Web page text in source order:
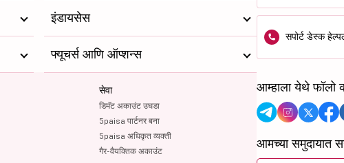
इंडायसेस
सेवा
डिमॅट अकाउंट उघडा
5paisa पार्टनर बना
5paisa अधिकृत व्यक्ती
गैर-वैयक्तिक अकाउंट
फ्यूचर्स आणि ऑप्शन्स
सपोर्ट डेस्क
आम्हाला येथे फॉलो
आमच्या समुदायात